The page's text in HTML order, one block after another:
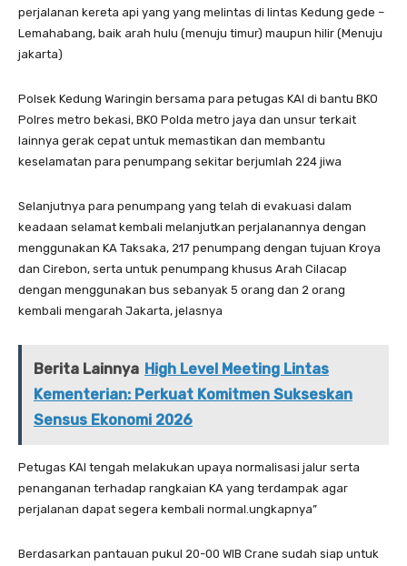
perjalanan kereta api yang yang melintas di lintas Kedung gede –
Lemahabang, baik arah hulu (menuju timur) maupun hilir (Menuju
jakarta)
Polsek Kedung Waringin bersama para petugas KAI di bantu BKO
Polres metro bekasi, BKO Polda metro jaya dan unsur terkait
lainnya gerak cepat untuk memastikan dan membantu
keselamatan para penumpang sekitar berjumlah 224 jiwa
Selanjutnya para penumpang yang telah di evakuasi dalam
keadaan selamat kembali melanjutkan perjalanannya dengan
menggunakan KA Taksaka, 217 penumpang dengan tujuan Kroya
dan Cirebon, serta untuk penumpang khusus Arah Cilacap
dengan menggunakan bus sebanyak 5 orang dan 2 orang
kembali mengarah Jakarta, jelasnya
Berita Lainnya High Level Meeting Lintas
Kementerian: Perkuat Komitmen Sukseskan
Sensus Ekonomi 2026
Petugas KAI tengah melakukan upaya normalisasi jalur serta
penanganan terhadap rangkaian KA yang terdampak agar
perjalanan dapat segera kembali normal.ungkapnya”
Berdasarkan pantauan pukul 20-00 WIB Crane sudah siap untuk